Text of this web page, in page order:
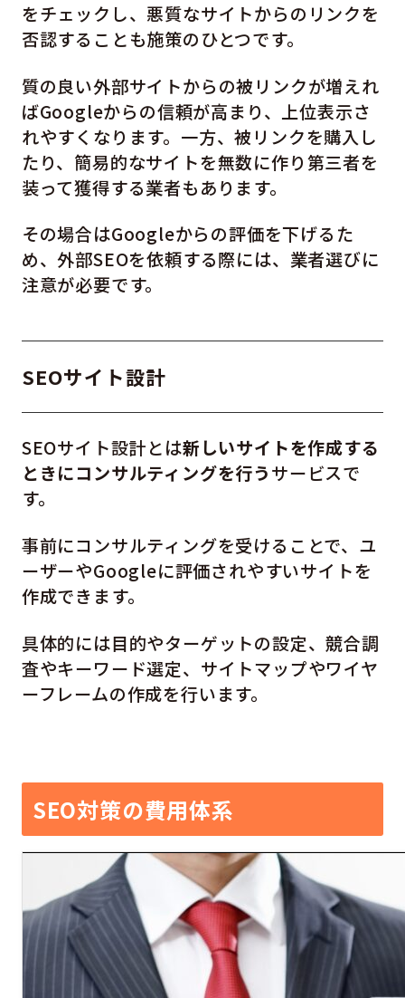
をチェックし、悪質なサイトからのリンクを
否認することも施策のひとつです。
質の良い外部サイトからの被リンクが増えれ
ばGoogleからの信頼が高まり、上位表示さ
れやすくなります。一方、被リンクを購入し
たり、簡易的なサイトを無数に作り第三者を
装って獲得する業者もあります。
その場合はGoogleからの評価を下げるた
め、外部SEOを依頼する際には、業者選びに
注意が必要です。
SEOサイト設計
SEOサイト設計とは新しいサイトを作成する
ときにコンサルティングを行うサービスで
す。
事前にコンサルティングを受けることで、ユ
ーザーやGoogleに評価されやすいサイトを
作成できます。
具体的には目的やターゲットの設定、競合調
査やキーワード選定、サイトマップやワイヤ
ーフレームの作成を行います。
SEO対策の費用体系